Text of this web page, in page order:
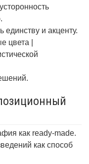
единству и акценту.
цвета |
как ready-made.
как способ